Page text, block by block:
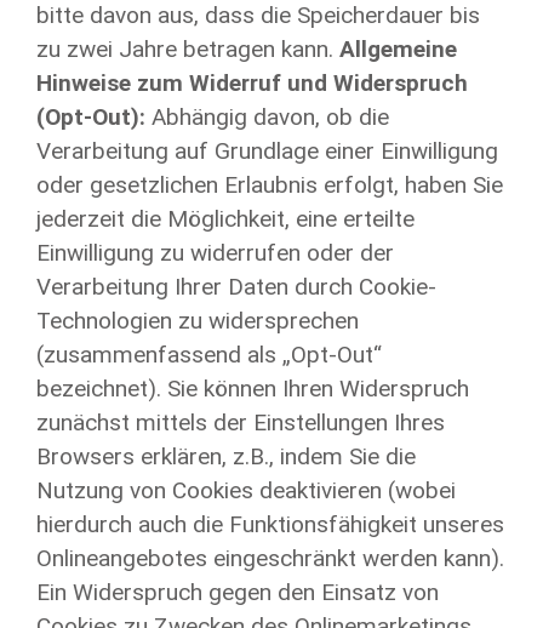
bitte davon aus, dass die Speicherdauer bis
zu zwei Jahre betragen kann. Allgemeine
Hinweise zum Widerruf und Widerspruch
(Opt-Out): Abhängig davon, ob die
Verarbeitung auf Grundlage einer Einwilligung
oder gesetzlichen Erlaubnis erfolgt, haben Sie
jederzeit die Möglichkeit, eine erteilte
Einwilligung zu widerrufen oder der
Verarbeitung Ihrer Daten durch Cookie-
Technologien zu widersprechen
(zusammenfassend als „Opt-Out“
bezeichnet). Sie können Ihren Widerspruch
zunächst mittels der Einstellungen Ihres
Browsers erklären, z.B., indem Sie die
Nutzung von Cookies deaktivieren (wobei
hierdurch auch die Funktionsfähigkeit unseres
Onlineangebotes eingeschränkt werden kann).
Ein Widerspruch gegen den Einsatz von